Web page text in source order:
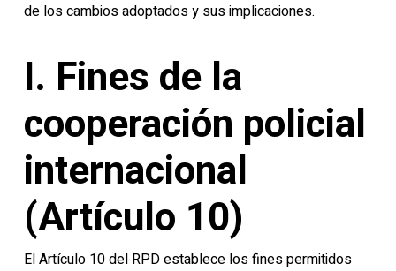
de los cambios adoptados y sus implicaciones.
I. Fines de la
cooperación policial
internacional
(Artículo 10)
El Artículo 10 del RPD establece los fines permitidos